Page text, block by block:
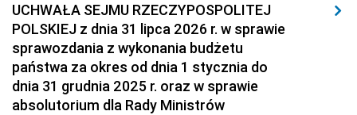
UCHWAŁA SEJMU RZECZYPOSPOLITEJ
POLSKIEJ z dnia 31 lipca 2026 r. w sprawie
sprawozdania z wykonania budżetu
państwa za okres od dnia 1 stycznia do
dnia 31 grudnia 2025 r. oraz w sprawie
absolutorium dla Rady Ministrów